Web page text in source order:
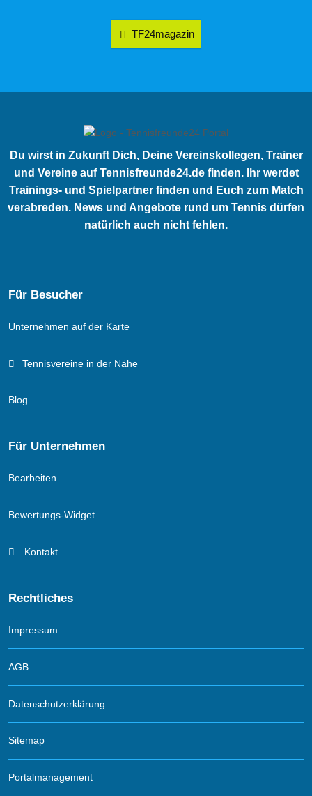
TF24magazin
Du wirst in Zukunft Dich, Deine Vereinskollegen, Trainer
und Vereine auf Tennisfreunde24.de finden. Ihr werdet
Trainings- und Spielpartner finden und Euch zum Match
verabreden. News und Angebote rund um Tennis dürfen
natürlich auch nicht fehlen.
Für Besucher
Unternehmen auf der Karte
Tennisvereine in der Nähe
Blog
Für Unternehmen
Bearbeiten
Bewertungs-Widget
Kontakt
Rechtliches
Impressum
AGB
Datenschutzerklärung
Sitemap
Portalmanagement